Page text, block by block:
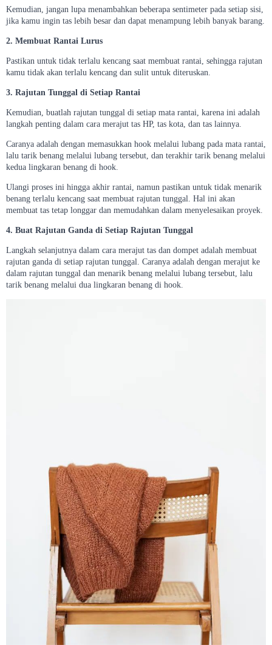
Kemudian, jangan lupa menambahkan beberapa sentimeter pada setiap sisi,
jika kamu ingin tas lebih besar dan dapat menampung lebih banyak barang.
2. Membuat Rantai Lurus
Pastikan untuk tidak terlalu kencang saat membuat rantai, sehingga rajutan
kamu tidak akan terlalu kencang dan sulit untuk diteruskan.
3. Rajutan Tunggal di Setiap Rantai
Kemudian, buatlah rajutan tunggal di setiap mata rantai, karena ini adalah
langkah penting dalam cara merajut tas HP, tas kota, dan tas lainnya.
Caranya adalah dengan memasukkan hook melalui lubang pada mata rantai,
lalu tarik benang melalui lubang tersebut, dan terakhir tarik benang melalui
kedua lingkaran benang di hook.
Ulangi proses ini hingga akhir rantai, namun pastikan untuk tidak menarik
benang terlalu kencang saat membuat rajutan tunggal. Hal ini akan
membuat tas tetap longgar dan memudahkan dalam menyelesaikan proyek.
4. Buat Rajutan Ganda di Setiap Rajutan Tunggal
Langkah selanjutnya dalam cara merajut tas dan dompet adalah membuat
rajutan ganda di setiap rajutan tunggal. Caranya adalah dengan merajut ke
dalam rajutan tunggal dan menarik benang melalui lubang tersebut, lalu
tarik benang melalui dua lingkaran benang di hook.